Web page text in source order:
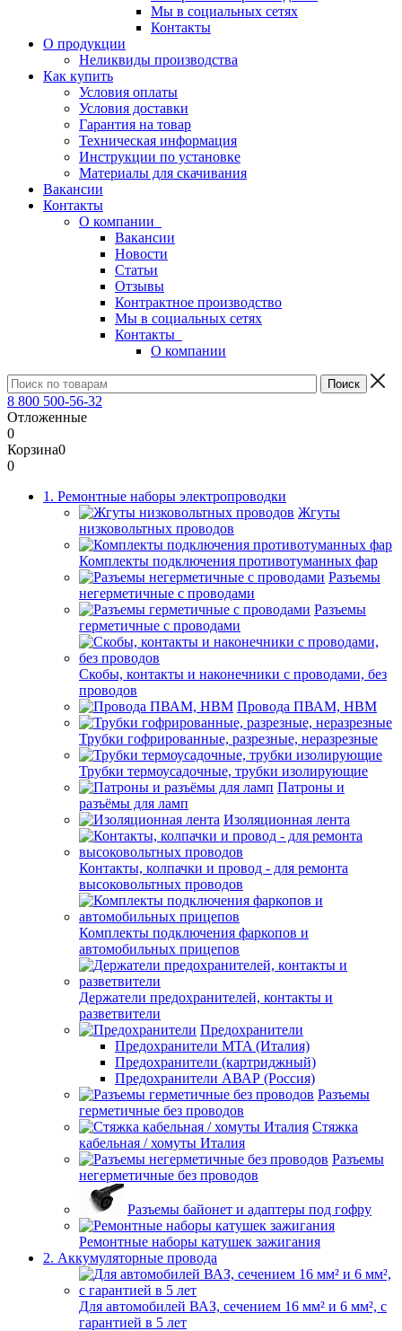
Мы в социальных сетях
Контакты
О продукции
Неликвиды производства
Как купить
Условия оплаты
Условия доставки
Гарантия на товар
Техническая информация
Инструкции по установке
Материалы для скачивания
Вакансии
Контакты
О компании
Вакансии
Новости
Статьи
Отзывы
Контрактное производство
Мы в социальных сетях
Контакты
О компании
8 800 500-56-32
Отложенные
0
Корзина0
0
1. Ремонтные наборы электропроводки
Жгуты
низковольтных проводов
Комплекты подключения противотуманных фар
Разъемы
негерметичные с проводами
Разъемы
герметичные с проводами
Скобы, контакты и наконечники с проводами, без
проводов
Провода ПВАМ, НВМ
Трубки гофрированные, разрезные, неразрезные
Трубки термоусадочные, трубки изолирующие
Патроны и
разъёмы для ламп
Изоляционная лента
Контакты, колпачки и провод - для ремонта
высоковольтных проводов
Комплекты подключения фаркопов и
автомобильных прицепов
Держатели предохранителей, контакты и
разветвители
Предохранители
Предохранители MTA (Италия)
Предохранители (картриджный)
Предохранители АВАР (Россия)
Разъемы
герметичные без проводов
Стяжка
кабельная / хомуты Италия
Разъемы
негерметичные без проводов
Разъемы байонет и адаптеры под гофру
Ремонтные наборы катушек зажигания
2. Аккумуляторные провода
Для автомобилей ВАЗ, сечением 16 мм² и 6 мм², с
гарантией в 5 лет